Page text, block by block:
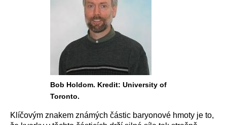
Bob Holdom. Kredit: University of
Toronto.
Klíčovým znakem známých částic baryonové hmoty je to,